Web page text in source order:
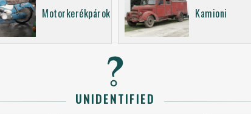
Motorkerékpárok Kamioni
UNIDENTIFIED